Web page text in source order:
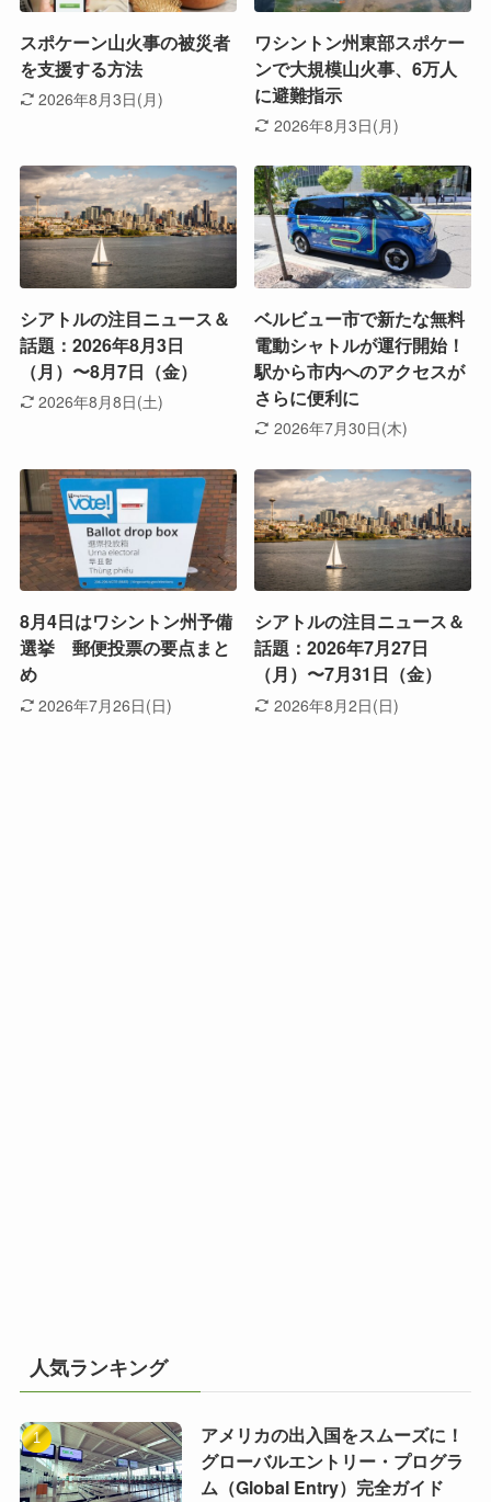
スポケーン山火事の被災者
を支援する方法
2026年8月3日(月)
ワシントン州東部スポケー
ンで大規模山火事、6万人
に避難指示
2026年8月3日(月)
シアトルの注目ニュース＆
話題：2026年8月3日
（月）〜8月7日（金）
2026年8月8日(土)
ベルビュー市で新たな無料
電動シャトルが運行開始！
駅から市内へのアクセスが
さらに便利に
2026年7月30日(木)
8月4日はワシントン州予備
選挙 郵便投票の要点まと
め
2026年7月26日(日)
シアトルの注目ニュース＆
話題：2026年7月27日
（月）〜7月31日（金）
2026年8月2日(日)
人気ランキング
アメリカの出入国をスムーズに！
グローバルエントリー・プログラ
ム（Global Entry）完全ガイド